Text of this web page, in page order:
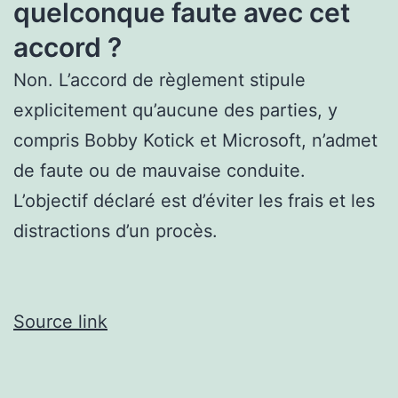
quelconque faute avec cet
accord ?
Non. L’accord de règlement stipule
explicitement qu’aucune des parties, y
compris Bobby Kotick et Microsoft, n’admet
de faute ou de mauvaise conduite.
L’objectif déclaré est d’éviter les frais et les
distractions d’un procès.
Source link